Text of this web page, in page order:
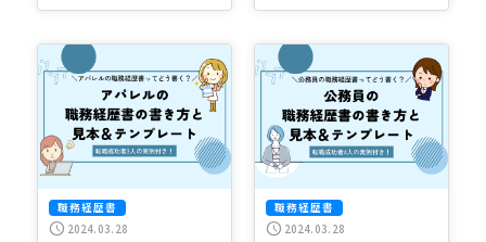
職務経歴書
schedule 2024.03.28
職務経歴書
schedule 2024.03.28